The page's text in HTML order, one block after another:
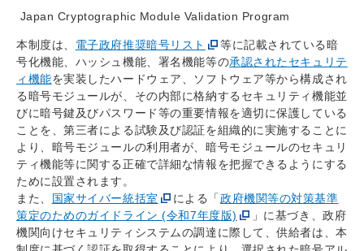
Japan Cryptographic Module Validation Program
本制度は、 電子政府推奨暗号リスト
等に記載されている暗
号化機能、ハッシュ機能、署名機能等の承認されたセキュリテ
ィ機能を実装したハードウェア、ソフトウェア等から構成され
る暗号モジュールが、その内部に格納するセキュリティ機能並
びに暗号鍵及びパスワード等の重要情報を適切に保護している
ことを、第三者による試験及び認証を組織的に実施することに
より、暗号モジュールの利用者が、暗号モジュールのセキュリ
ティ機能等に関する正確で詳細な情報を把握できるようにする
ために設置されます。
また、 国家サイバー統括室 による「政府機関等の対策基準
策定のためのガイドライン (令和7年度版)
」に基づき、政府
機関向けセキュリティシステムの調達に際して、供給者は、本